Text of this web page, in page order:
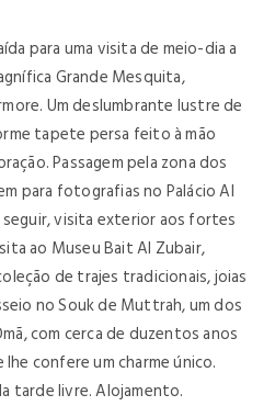
para uma visita de meio-dia a
Grande Mesquita,
Um deslumbrante lustre de
tapete persa feito à mão
Passagem pela zona dos
para fotografias no Palácio Al
visita exterior aos fortes
ao Museu Bait Al Zubair,
de trajes tradicionais, joias
no Souk de Muttrah, um dos
com cerca de duzentos anos
confere um charme único.
tarde livre. Alojamento.